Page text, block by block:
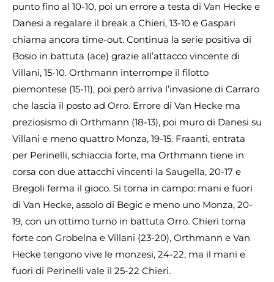
punto fino al 10-10, poi un errore a testa di Van Hecke e
Danesi a regalare il break a Chieri, 13-10 e Gaspari
chiama ancora time-out. Continua la serie positiva di
Bosio in battuta (ace) grazie all’attacco vincente di
Villani, 15-10. Orthmann interrompe il filotto
piemontese (15-11), poi però arriva l’invasione di Carraro
che lascia il posto ad Orro. Errore di Van Hecke ma
preziosismo di Orthmann (18-13), poi muro di Danesi su
Villani e meno quattro Monza, 19-15. Fraanti, entrata
per Perinelli, schiaccia forte, ma Orthmann tiene in
corsa con due attacchi vincenti la Saugella, 20-17 e
Bregoli ferma il gioco. Si torna in campo: mani e fuori
di Van Hecke, assolo di Begic e meno uno Monza, 20-
19, con un ottimo turno in battuta Orro. Chieri torna
forte con Grobelna e Villani (23-20), Orthmann e Van
Hecke tengono vive le monzesi, 24-22, ma il mani e
fuori di Perinelli vale il 25-22 Chieri.